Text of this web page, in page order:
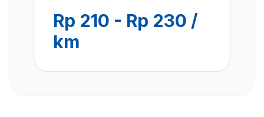
Rp 210 - Rp 230 /
km